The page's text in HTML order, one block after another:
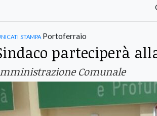
stampa Portoferraio
parteciperà
Comunale